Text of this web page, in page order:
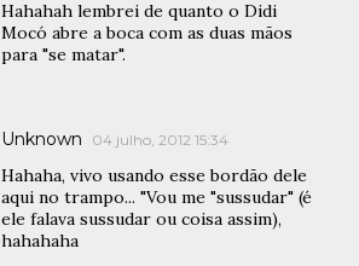
Hahahah lembrei de quanto o Didi
Mocó abre a boca com as duas mãos
para "se matar".
Unknown 04 julho, 2012 15:34
Hahaha, vivo usando esse bordão dele
aqui no trampo... "Vou me "sussudar" (é
ele falava sussudar ou coisa assim),
hahahaha